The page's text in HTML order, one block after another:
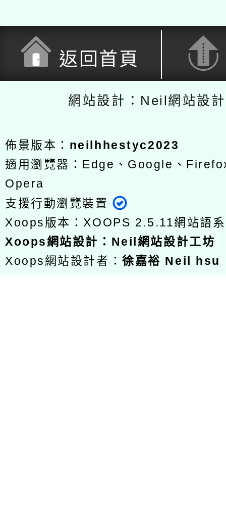
返回首頁
網站設計：Neil網站設
佈景版本： neilhhestyc2023
適用瀏覽器：Edge、Google、
Opera
支援行動瀏覽裝置
Xoops版本：XOOPS 2.5.11網站語
Xoops網站設計 ： Neil網站設計工坊
Xoops網站設計者：徐嘉裕 Neil hsu